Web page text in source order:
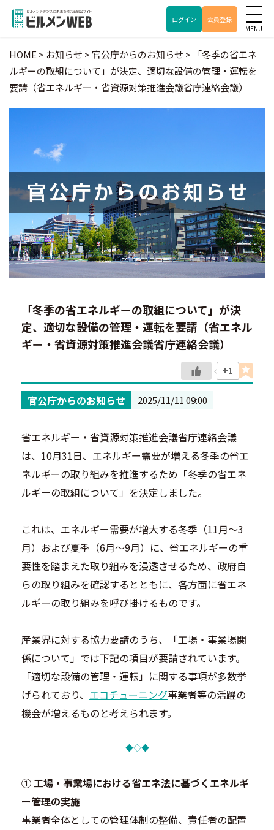
ログイン 会員登録
HOME > お知らせ > 官公庁からのお知らせ >
「冬季の省エネ
ルギーの取組について」が決定、適切な設備の管理・運転を
要請（省エネルギー・省資源対策推進会議省庁連絡会議）
「冬季の省エネルギーの取組について」が決
定、適切な設備の管理・運転を要請（省エネル
ギー・省資源対策推進会議省庁連絡会議）
+1
官公庁からのお知らせ 2025/11/11 09:00
省エネルギー・省資源対策推進会議省庁連絡会議
は、10月31日、エネルギー需要が増える冬季の省エ
ネルギーの取り組みを推進するため「冬季の省エネ
ルギーの取組について」を決定しました。
これは、エネルギー需要が増大する冬季（11月～3
月）および夏季（6月～9月）に、省エネルギーの重
要性を踏まえた取り組みを浸透させるため、政府自
らの取り組みを確認するとともに、各方面に省エネ
ルギーの取り組みを呼び掛けるものです。
産業界に対する協力要請のうち、「工場・事業場関
係について」では下記の項目が要請されています。
「適切な設備の管理・運転」に関する事項が多数挙
げられており、 エコチューニング事業者等の活躍の
機会が増えるものと考えられます。
◆◇◆
① 工場・事業場における省エネ法に基づくエネルギ
ー管理の実施
事業者全体としての管理体制の整備、責任者の配置